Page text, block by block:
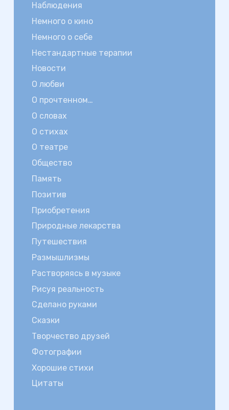
Наблюдения
Немного о кино
Немного о себе
Нестандартные терапии
Новости
О любви
О прочтенном…
О словах
О стихах
О театре
Общество
Память
Позитив
Приобретения
Природные лекарства
Путешествия
Размышлизмы
Растворяясь в музыке
Рисуя реальность
Сделано руками
Сказки
Творчество друзей
Фотографии
Хорошие стихи
Цитаты